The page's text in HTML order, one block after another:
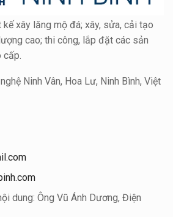
xây lăng mộ đá; xây, sửa, cải tạo
cao; thi công, lắp đặt các sản
Ninh Vân, Hoa Lư, Ninh Bình, Việt
dung: Ông Vũ Ánh Dương, Điện